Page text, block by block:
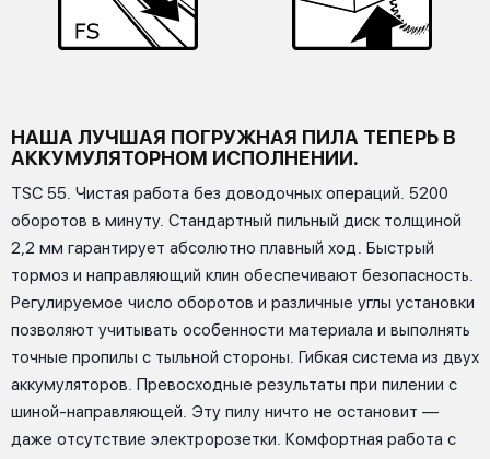
НАША ЛУЧШАЯ ПОГРУЖНАЯ ПИЛА ТЕПЕРЬ В
АККУМУЛЯТОРНОМ ИСПОЛНЕНИИ.
TSC 55. Чистая работа без доводочных операций. 5200
оборотов в минуту. Стандартный пильный диск толщиной
2,2 мм гарантирует абсолютно плавный ход. Быстрый
тормоз и направляющий клин обеспечивают безопасность.
Регулируемое число оборотов и различные углы установки
позволяют учитывать особенности материала и выполнять
точные пропилы с тыльной стороны. Гибкая система из двух
аккумуляторов. Превосходные результаты при пилении с
шиной-направляющей. Эту пилу ничто не остановит —
даже отсутствие электророзетки. Комфортная работа с